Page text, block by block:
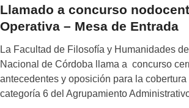
Llamado a concurso
Operativa – Mesa de Entrada
La Facultad de Filosofía y Humanidades
Nacional de Córdoba llama a concurso
antecedentes y oposición para la cobertura
categoría 6 del Agrupamiento